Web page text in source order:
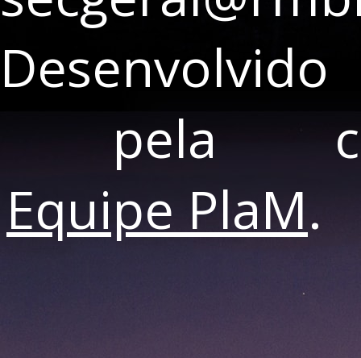
Desenvolvido
pela
Equipe PlaM.